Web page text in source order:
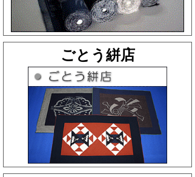
ごとう絣店